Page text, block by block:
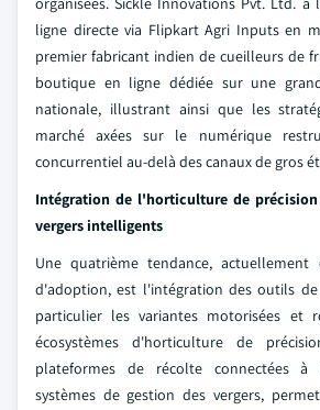
ligne directe via Flipkart Agri Inputs en
premier fabricant indien de cueilleurs de
boutique en ligne dédiée sur une
nationale, illustrant ainsi que les
marché axées sur le numérique
concurrentiel au-delà des canaux de gros
Intégration de l'horticulture de
vergers intelligents
Une quatrième tendance,
d'adoption, est l'intégration des outils
particulier les variantes motorisées et
écosystèmes d'horticulture de
plateformes de récolte connectées à
systèmes de gestion des vergers,